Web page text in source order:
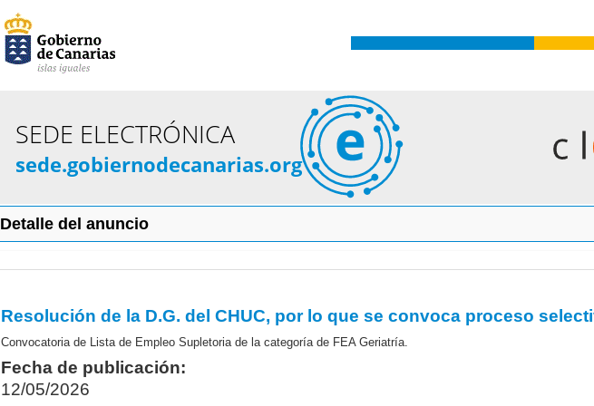
SEDE ELECTRÓNICA
sede.gobiernodecanarias.org
Detalle del anuncio
Convocatoria de Lista de Empleo Supletoria de la categoría de FEA Geriatría.
Fecha de publicación:
12/05/2026